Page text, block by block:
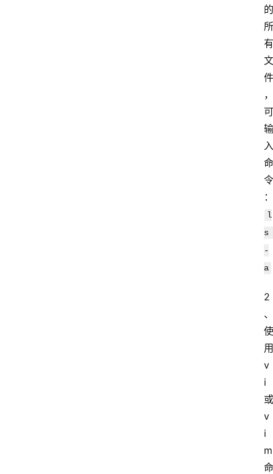
的
所
有
文
件
，
可
输
入
命
令
l
s
-
a
2
、
使
用
v
i
或
v
i
m
命